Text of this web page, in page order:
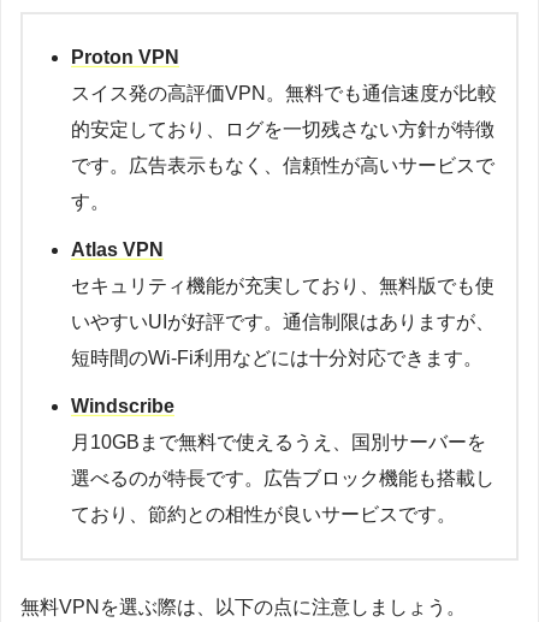
Proton VPN
スイス発の高評価VPN。無料でも通信速度が比較
的安定しており、ログを一切残さない方針が特徴
です。広告表示もなく、信頼性が高いサービスで
す。
Atlas VPN
セキュリティ機能が充実しており、無料版でも使
いやすいUIが好評です。通信制限はありますが、
短時間のWi-Fi利用などには十分対応できます。
Windscribe
月10GBまで無料で使えるうえ、国別サーバーを
選べるのが特長です。広告ブロック機能も搭載し
ており、節約との相性が良いサービスです。
無料VPNを選ぶ際は、以下の点に注意しましょう。